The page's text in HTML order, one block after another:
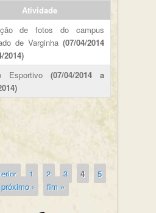
Atividade
de fotos do campus
de Varginha (07/04/2014
2014)
Esportivo (07/04/2014 a
1 2 3 4
5
próximo › fim »